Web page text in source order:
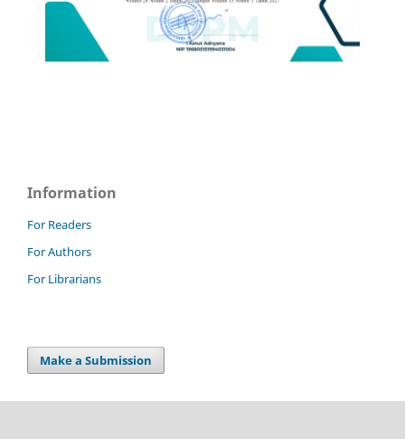
Information
For Readers
For Authors
For Librarians
Make a Submission